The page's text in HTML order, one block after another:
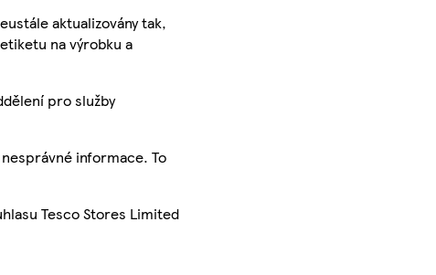
aktualizovány tak,
na výrobku a
pro služby
informace. To
Tesco Stores Limited